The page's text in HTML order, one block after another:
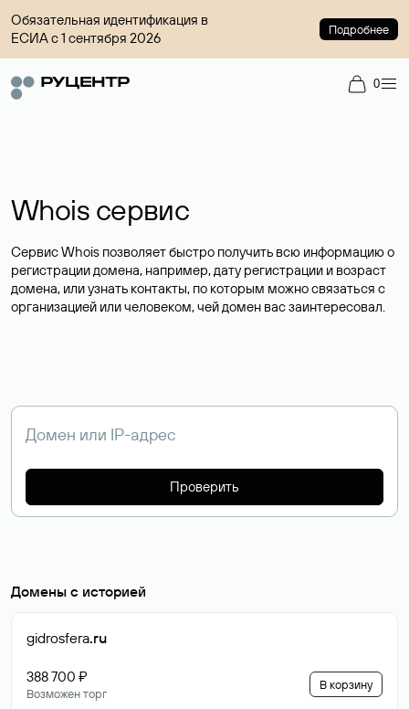
Обязательная идентификация в
ЕСИА с 1 сентября 2026
Подробнее
0
Whois сервис
Сервис Whois позволяет быстро получить всю информацию о
регистрации домена, например, дату регистрации и возраст
домена, или узнать контакты, по которым можно связаться с
организацией или человеком, чей домен вас заинтересовал.
Проверить
Домены с историей
gidrosfera.ru
388 700 ₽
Возможен торг
В корзину